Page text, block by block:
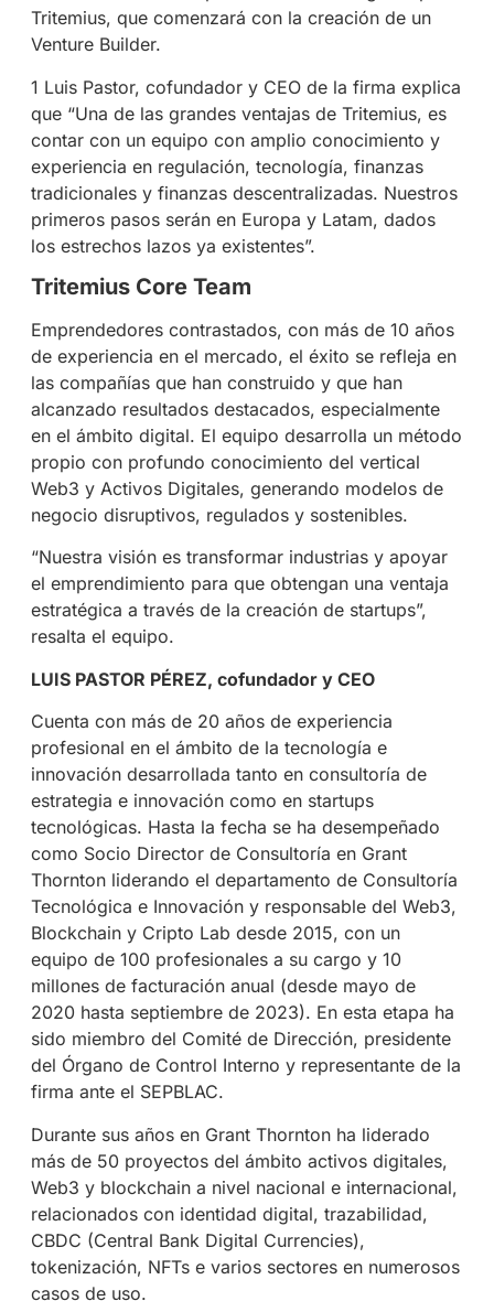
Tritemius, que comenzará con la creación de un
Venture Builder.
1 Luis Pastor, cofundador y CEO de la firma explica
que “Una de las grandes ventajas de Tritemius, es
contar con un equipo con amplio conocimiento y
experiencia en regulación, tecnología, finanzas
tradicionales y finanzas descentralizadas. Nuestros
primeros pasos serán en Europa y Latam, dados
los estrechos lazos ya existentes”.
Tritemius Core Team
Emprendedores contrastados, con más de 10 años
de experiencia en el mercado, el éxito se refleja en
las compañías que han construido y que han
alcanzado resultados destacados, especialmente
en el ámbito digital. El equipo desarrolla un método
propio con profundo conocimiento del vertical
Web3 y Activos Digitales, generando modelos de
negocio disruptivos, regulados y sostenibles.
“Nuestra visión es transformar industrias y apoyar
el emprendimiento para que obtengan una ventaja
estratégica a través de la creación de startups”,
resalta el equipo.
LUIS PASTOR PÉREZ, cofundador y CEO
Cuenta con más de 20 años de experiencia
profesional en el ámbito de la tecnología e
innovación desarrollada tanto en consultoría de
estrategia e innovación como en startups
tecnológicas. Hasta la fecha se ha desempeñado
como Socio Director de Consultoría en Grant
Thornton liderando el departamento de Consultoría
Tecnológica e Innovación y responsable del Web3,
Blockchain y Cripto Lab desde 2015, con un
equipo de 100 profesionales a su cargo y 10
millones de facturación anual (desde mayo de
2020 hasta septiembre de 2023). En esta etapa ha
sido miembro del Comité de Dirección, presidente
del Órgano de Control Interno y representante de la
firma ante el SEPBLAC.
Durante sus años en Grant Thornton ha liderado
más de 50 proyectos del ámbito activos digitales,
Web3 y blockchain a nivel nacional e internacional,
relacionados con identidad digital, trazabilidad,
CBDC (Central Bank Digital Currencies),
tokenización, NFTs e varios sectores en numerosos
casos de uso.